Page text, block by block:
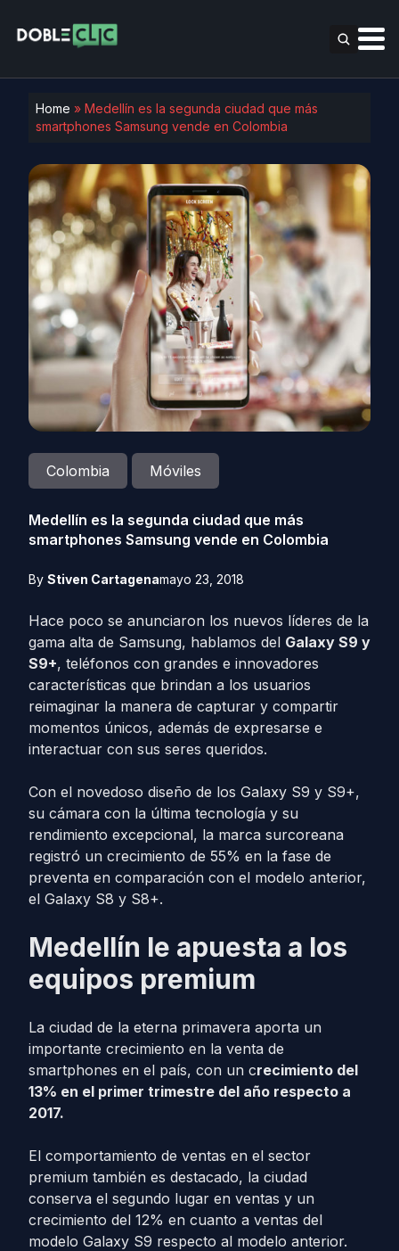
Home » Medellín es la segunda ciudad que más
smartphones Samsung vende en Colombia
Colombia Móviles
Medellín es la segunda ciudad que más
smartphones Samsung vende en Colombia
By Stiven Cartagenamayo 23, 2018
Hace poco se anunciaron los nuevos líderes de la
gama alta de Samsung, hablamos del Galaxy S9 y
S9+, teléfonos con grandes e innovadores
características que brindan a los usuarios
reimaginar la manera de capturar y compartir
momentos únicos, además de expresarse e
interactuar con sus seres queridos.
Con el novedoso diseño de los Galaxy S9 y S9+,
su cámara con la última tecnología y su
rendimiento excepcional, la marca surcoreana
registró un crecimiento de 55% en la fase de
preventa en comparación con el modelo anterior,
el Galaxy S8 y S8+.
Medellín le apuesta a los
equipos premium
La ciudad de la eterna primavera aporta un
importante crecimiento en la venta de
smartphones en el país, con un crecimiento del
13% en el primer trimestre del año respecto a
2017.
El comportamiento de ventas en el sector
premium también es destacado, la ciudad
conserva el segundo lugar en ventas y un
crecimiento del 12% en cuanto a ventas del
modelo Galaxy S9 respecto al modelo anterior.